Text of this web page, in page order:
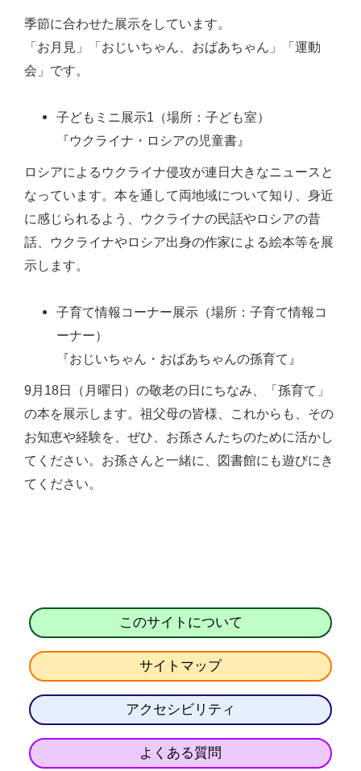
季節に合わせた展示をしています。
「お月見」「おじいちゃん、おばあちゃん」「運動
会」です。
子どもミニ展示1（場所：子ども室）
『ウクライナ・ロシアの児童書』
ロシアによるウクライナ侵攻が連日大きなニュースと
なっています。本を通して両地域について知り、身近
に感じられるよう、ウクライナの民話やロシアの昔
話、ウクライナやロシア出身の作家による絵本等を展
示します。
子育て情報コーナー展示（場所：子育て情報コ
ーナー）
『おじいちゃん・おばあちゃんの孫育て』
9月18日（月曜日）の敬老の日にちなみ、「孫育て」
の本を展示します。祖父母の皆様、これからも、その
お知恵や経験を、ぜひ、お孫さんたちのために活かし
てください。お孫さんと一緒に、図書館にも遊びにき
てください。
このサイトについて
サイトマップ
アクセシビリティ
よくある質問